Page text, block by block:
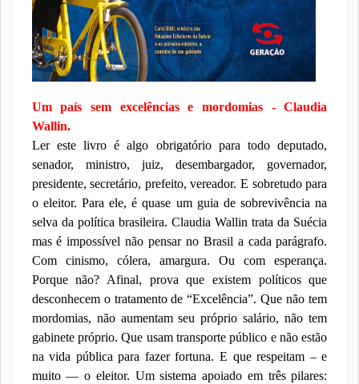
Um país sem excelências e mordomias - Claudia
Wallin.
Ler este livro é algo obrigatório para todo deputado,
senador, ministro, juiz, desembargador, governador,
presidente, secretário, prefeito, vereador. E sobretudo para
o eleitor. Para ele, é quase um guia de sobrevivência na
selva da política brasileira. Claudia Wallin trata da Suécia
mas é impossível não pensar no Brasil a cada parágrafo.
Com cinismo, cólera, amargura. Ou com esperança.
Porque não? Afinal, prova que existem políticos que
desconhecem o tratamento de “Excelência”. Que não tem
mordomias, não aumentam seu próprio salário, não tem
gabinete próprio. Que usam transporte público e não estão
na vida pública para fazer fortuna. E que respeitam – e
muito — o eleitor. Um sistema apoiado em três pilares: